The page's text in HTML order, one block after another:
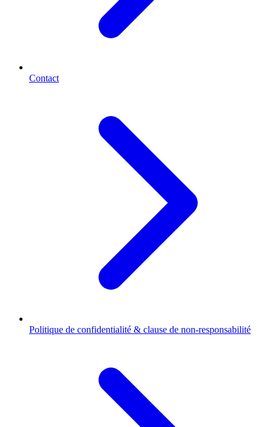
Contact
Politique de confidentialité & clause de non-responsabilité